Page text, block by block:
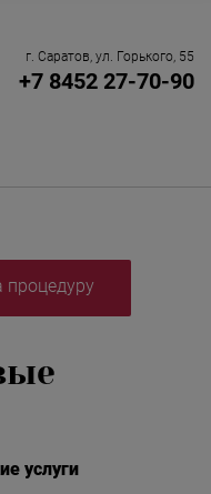
процедуру
услуги
г. Саратов, ул. Горького, 55
+7 8452 27-70-90